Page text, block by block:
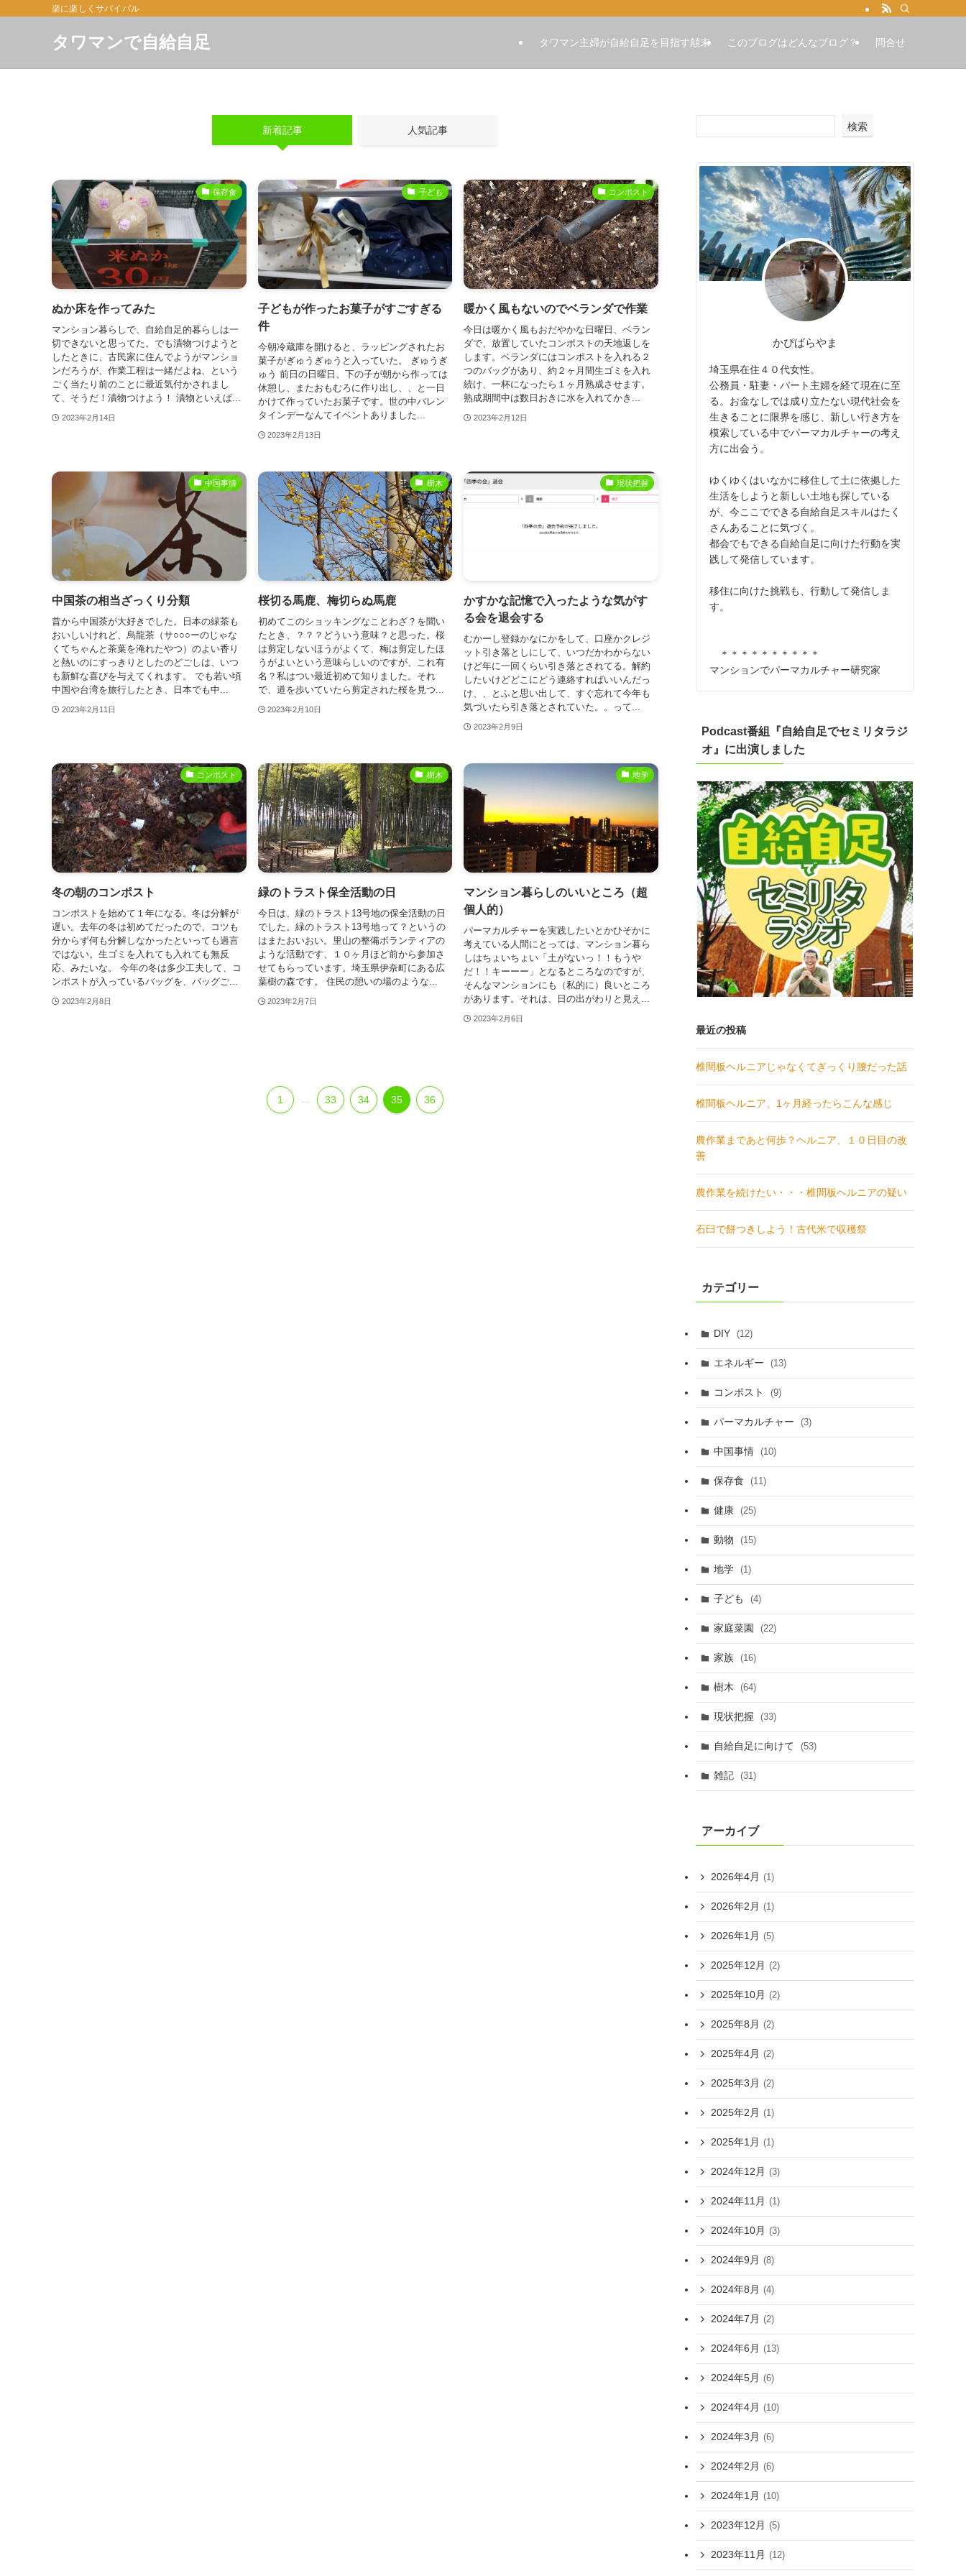
楽に楽しくサバイバル
タワマンで自給自足 タワマン主婦が自給自足を目指す顛末 このブログはどんなブログ？ 問合せ
新着記事 人気記事
保存食
ぬか床を作ってみた
マンション暮らしで、自給自足的暮らしは一
切できないと思ってた。でも漬物つけようと
したときに、古民家に住んでようがマンショ
ンだろうが、作業工程は一緒だよね、という
ごく当たり前のことに最近気付かされまし
て、そうだ！漬物つけよう！ 漬物といえば...
2023年2月14日
子ども
子どもが作ったお菓子がすごすぎる
件
今朝冷蔵庫を開けると、ラッピングされたお
菓子がぎゅうぎゅうと入っていた。 ぎゅうぎ
ゅう 前日の日曜日、下の子が朝から作っては
休憩し、またおもむろに作り出し、、と一日
かけて作っていたお菓子です。世の中バレン
タインデーなんてイベントありました...
2023年2月13日
コンポスト
暖かく風もないのでベランダで作業
今日は暖かく風もおだやかな日曜日、ベラン
ダで、放置していたコンポストの天地返しを
します。ベランダにはコンポストを入れる２
つのバッグがあり、約２ヶ月間生ゴミを入れ
続け、一杯になったら１ヶ月熟成させます。
熟成期間中は数日おきに水を入れてかき...
2023年2月12日
中国事情
中国茶の相当ざっくり分類
昔から中国茶が大好きでした。日本の緑茶も
おいしいけれど、烏龍茶（サ○○○ーのじゃな
くてちゃんと茶葉を淹れたやつ）のよい香り
と熱いのにすっきりとしたのどごしは、いつ
も新鮮な喜びを与えてくれます。 でも若い頃
中国や台湾を旅行したとき、日本でも中...
2023年2月11日
樹木
桜切る馬鹿、梅切らぬ馬鹿
初めてこのショッキングなことわざ？を聞い
たとき、？？？どういう意味？と思った。桜
は剪定しないほうがよくて、梅は剪定したほ
うがよいという意味らしいのですが、これ有
名？私はつい最近初めて知りました。それ
で、道を歩いていたら剪定された桜を見つ...
2023年2月10日
現状把握
かすかな記憶で入ったような気がす
る会を退会する
むかーし登録かなにかをして、口座かクレジ
ット引き落としにして、いつだかわからない
けど年に一回くらい引き落とされてる。解約
したいけどどこにどう連絡すればいいんだっ
け、、とふと思い出して、すぐ忘れて今年も
気づいたら引き落とされていた。。って...
2023年2月9日
コンポスト
冬の朝のコンポスト
コンポストを始めて１年になる。冬は分解が
遅い。去年の冬は初めてだったので、コツも
分からず何も分解しなかったといっても過言
ではない。生ゴミを入れても入れても無反
応、みたいな。 今年の冬は多少工夫して、コ
ンポストが入っているバッグを、バッグご...
2023年2月8日
樹木
緑のトラスト保全活動の日
今日は、緑のトラスト13号地の保全活動の日
でした。緑のトラスト13号地って？というの
はまたおいおい。里山の整備ボランティアの
ような活動です、１０ヶ月ほど前から参加さ
せてもらっています。埼玉県伊奈町にある広
葉樹の森です。 住民の憩いの場のような...
2023年2月7日
地学
マンション暮らしのいいところ（超
個人的）
パーマカルチャーを実践したいとかひそかに
考えている人間にとっては、マンション暮ら
しはちょいちょい「土がないっ！！もうや
だ！！キーーー」となるところなのですが、
そんなマンションにも（私的に）良いところ
があります。それは、日の出がわりと見え...
2023年2月6日
1 33 34 35 36
検索
かぴばらやま
埼玉県在住４０代女性。
公務員・駐妻・パート主婦を経て現在に至
る。お金なしでは成り立たない現代社会を
生きることに限界を感じ、新しい行き方を
模索している中でパーマカルチャーの考え
方に出会う。
ゆくゆくはいなかに移住して土に依拠した
生活をしようと新しい土地も探している
が、今ここでできる自給自足スキルはたく
さんあることに気づく。
都会でもできる自給自足に向けた行動を実
践して発信しています。
移住に向けた挑戦も、行動して発信しま
す。
＊＊＊＊＊＊＊＊＊＊
マンションでパーマカルチャー研究家
Podcast番組『自給自足でセミリタラジ
オ』に出演しました
最近の投稿
椎間板ヘルニアじゃなくてぎっくり腰だった話
椎間板ヘルニア、1ヶ月経ったらこんな感じ
農作業まであと何歩？ヘルニア、１０日目の改
善
農作業を続けたい・・・椎間板ヘルニアの疑い
石臼で餅つきしよう！古代米で収穫祭
カテゴリー
DIY (12)
エネルギー (13)
コンポスト (9)
パーマカルチャー (3)
中国事情 (10)
保存食 (11)
健康 (25)
動物 (15)
地学 (1)
子ども (4)
家庭菜園 (22)
家族 (16)
樹木 (64)
現状把握 (33)
自給自足に向けて (53)
雑記 (31)
アーカイブ
2026年4月 (1)
2026年2月 (1)
2026年1月 (5)
2025年12月 (2)
2025年10月 (2)
2025年8月 (2)
2025年4月 (2)
2025年3月 (2)
2025年2月 (1)
2025年1月 (1)
2024年12月 (3)
2024年11月 (1)
2024年10月 (3)
2024年9月 (8)
2024年8月 (4)
2024年7月 (2)
2024年6月 (13)
2024年5月 (6)
2024年4月 (10)
2024年3月 (6)
2024年2月 (6)
2024年1月 (10)
2023年12月 (5)
2023年11月 (12)